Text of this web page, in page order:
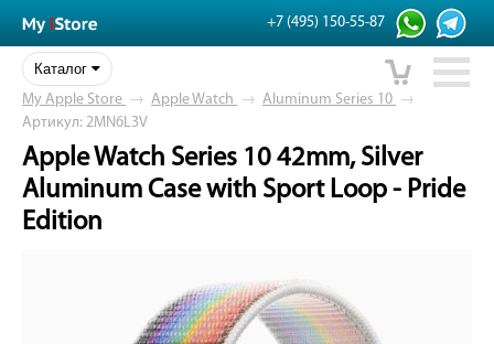
+7 (495) 150-55-87
Каталог
My Apple Store → Apple Watch → Aluminum Series 10 →
Артикул: 2MN6L3V
Apple Watch Series 10 42mm, Silver
Aluminum Case with Sport Loop - Pride
Edition